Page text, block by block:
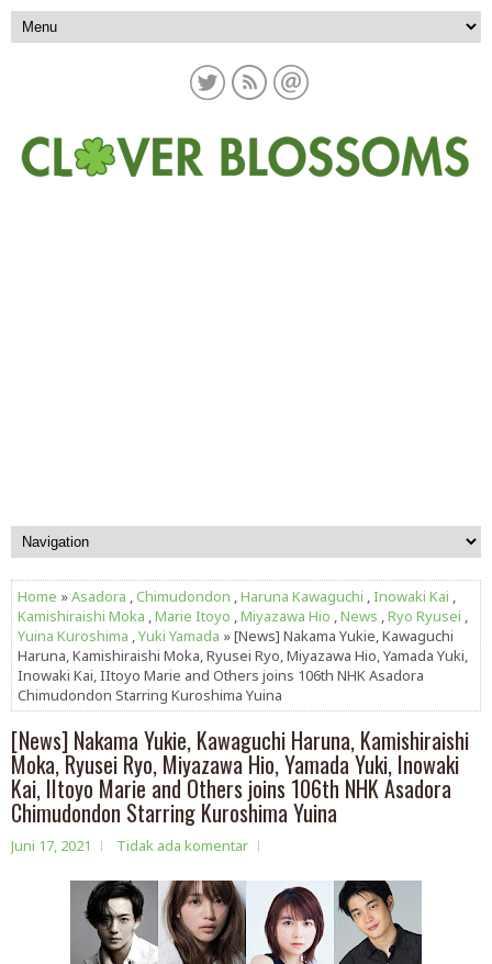
Home »Asadora ,Chimudondon ,Haruna Kawaguchi ,Inowaki Kai ,
Kamishiraishi Moka ,Marie Itoyo ,Miyazawa Hio ,News ,Ryo Ryusei ,
Yuina Kuroshima ,Yuki Yamada » [News] Nakama Yukie, Kawaguchi
Haruna, Kamishiraishi Moka, Ryusei Ryo, Miyazawa Hio, Yamada Yuki,
Inowaki Kai, IItoyo Marie and Others joins 106th NHK Asadora
Chimudondon Starring Kuroshima Yuina
[News] Nakama Yukie, Kawaguchi Haruna, Kamishiraishi
Moka, Ryusei Ryo, Miyazawa Hio, Yamada Yuki, Inowaki
Kai, IItoyo Marie and Others joins 106th NHK Asadora
Chimudondon Starring Kuroshima Yuina
Juni 17, 2021 Tidak ada komentar